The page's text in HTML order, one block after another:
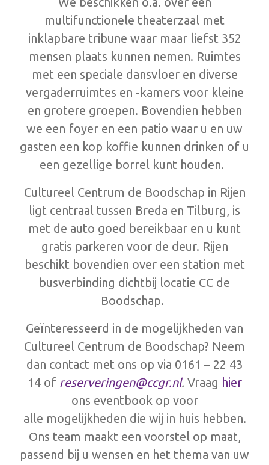
multifunctionele theaterzaal met
inklapbare tribune waar maar liefst 352
mensen plaats kunnen nemen. Ruimtes
met een speciale dansvloer en diverse
vergaderruimtes en -kamers voor kleine
en grotere groepen. Bovendien hebben
we een foyer en een patio waar u en uw
gasten een kop koffie kunnen drinken of u
een gezellige borrel kunt houden.
Cultureel Centrum de Boodschap in Rijen
ligt centraal tussen Breda en Tilburg, is
met de auto goed bereikbaar en u kunt
gratis parkeren voor de deur. Rijen
beschikt bovendien over een station met
busverbinding dichtbij locatie CC de
Boodschap.
Geïnteresseerd in de mogelijkheden van
Cultureel Centrum de Boodschap? Neem
dan contact met ons op via 0161 – 22 43
14 of reserveringen@ccgr.nl. Vraag hier
ons eventbook op voor
alle mogelijkheden die wij in huis hebben.
Ons team maakt een voorstel op maat,
passend bij u wensen en het thema van uw